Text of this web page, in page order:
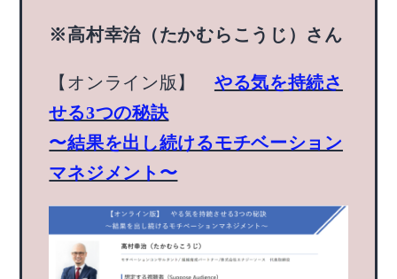
※高村幸治（たかむらこうじ）さん
【オンライン版】 やる気を持続さ
せる3つの秘訣
〜結果を出し続けるモチベーション
マネジメント〜